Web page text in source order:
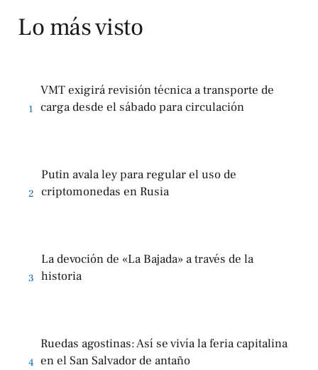
Lo más visto
1
VMT exigirá revisión técnica a transporte de
carga desde el sábado para circulación
2
Putin avala ley para regular el uso de
criptomonedas en Rusia
3
La devoción de «La Bajada» a través de la
historia
4
Ruedas agostinas: Así se vivía la feria capitalina
en el San Salvador de antaño